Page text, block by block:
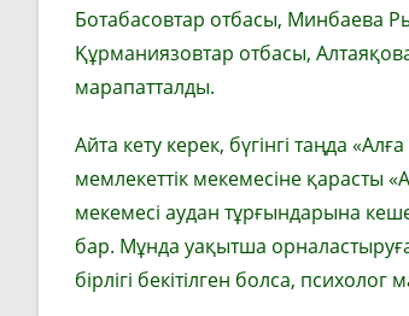
Ботабасовтар отбасы, Минбаева
Құрманиязовтар отбасы,
марапатталды.
Айта кету керек, бүгінгі таңда
мемлекеттік мекемесіне қарасты
мекемесі аудан тұрғындарына
бар. Мұнда уақытша
бірлігі бекітілген болса,